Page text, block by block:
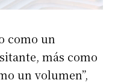
como un
más como
un volumen”,